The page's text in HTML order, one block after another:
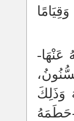
عَنْهَا-
وَذَلِكَ